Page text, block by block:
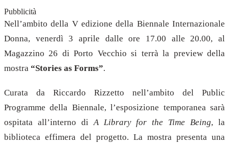
Pubblicità
Nell’ambito della V edizione della Biennale Internazionale
Donna, venerdì 3 aprile dalle ore 17.00 alle 20.00, al
Magazzino 26 di Porto Vecchio si terrà la preview della
mostra “Stories as Forms”.
Curata da Riccardo Rizzetto nell’ambito del Public
Programme della Biennale, l’esposizione temporanea sarà
ospitata all’interno di A Library for the Time Being, la
biblioteca effimera del progetto. La mostra presenta una